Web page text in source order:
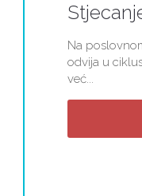
Na
odvija u
već...